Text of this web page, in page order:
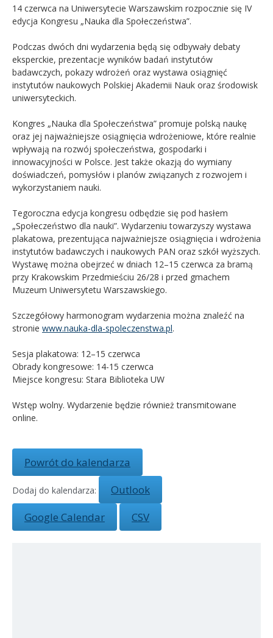
Kandydat
Absolwent
14 czerwca na Uniwersytecie Warszawskim rozpocznie się IV
edycja Kongresu „Nauka dla Społeczeństwa”.
Podczas dwóch dni wydarzenia będą się odbywały debaty
eksperckie, prezentacje wyników badań instytutów
badawczych, pokazy wdrożeń oraz wystawa osiągnięć
instytutów naukowych Polskiej Akademii Nauk oraz środowisk
uniwersyteckich.
Kongres „Nauka dla Społeczeństwa” promuje polską naukę
oraz jej najważniejsze osiągnięcia wdrożeniowe, które realnie
wpływają na rozwój społeczeństwa, gospodarki i
innowacyjności w Polsce. Jest także okazją do wymiany
doświadczeń, pomysłów i planów związanych z rozwojem i
wykorzystaniem nauki.
Tegoroczna edycja kongresu odbędzie się pod hasłem
„Społeczeństwo dla nauki”. Wydarzeniu towarzyszy wystawa
plakatowa, prezentująca najważniejsze osiągnięcia i wdrożenia
instytutów badawczych i naukowych PAN oraz szkół wyższych.
Wystawę można obejrzeć w dniach 12–15 czerwca za bramą
przy Krakowskim Przedmieściu 26/28 i przed gmachem
Muzeum Uniwersytetu Warszawskiego.
Szczegółowy harmonogram wydarzenia można znaleźć na
stronie www.nauka-dla-spoleczenstwa.pl.
Sesja plakatowa: 12–15 czerwca
Obrady kongresowe: 14-15 czerwca
Miejsce kongresu: Stara Biblioteka UW
Wstęp wolny. Wydarzenie będzie również transmitowane
online.
Powrót do kalendarza
Dodaj do kalendarza:
Outlook
Google Calendar
CSV